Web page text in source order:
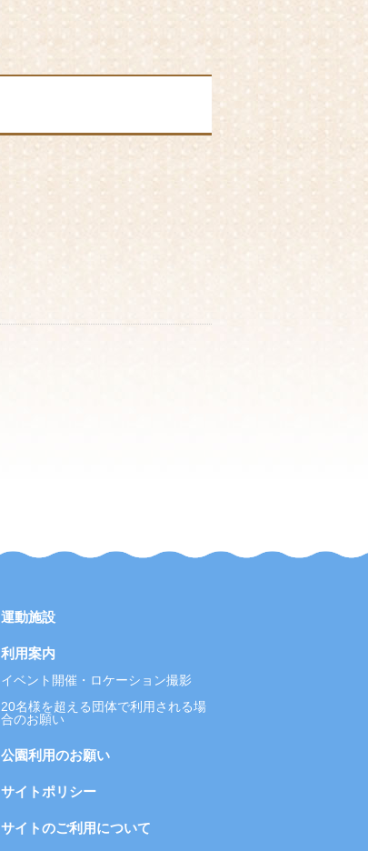
運動施設
利用案内
イベント開催・ロケーション撮影
20名様を超える団体で利用される場
合のお願い
公園利用のお願い
サイトポリシー
サイトのご利用について